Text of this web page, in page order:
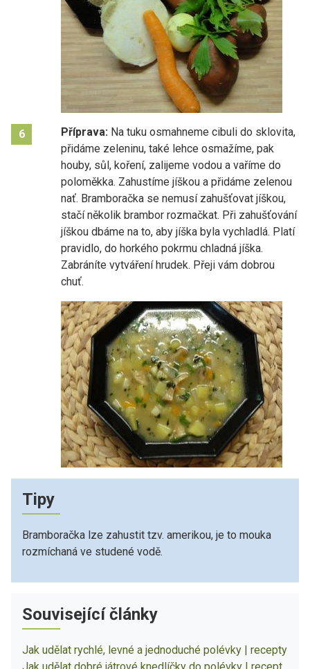
6 Příprava: Na tuku osmahneme cibuli do sklovita,
přidáme zeleninu, také lehce osmažíme, pak
houby, sůl, koření, zalijeme vodou a vaříme do
poloměkka. Zahustíme jíškou a přidáme zelenou
nať. Bramboračka se nemusí zahušťovat jíškou,
stačí několik brambor rozmačkat. Při zahušťování
jíškou dbáme na to, aby jíška byla vychladlá. Platí
pravidlo, do horkého pokrmu chladná jíška.
Zabráníte vytváření hrudek. Přeji vám dobrou
chuť.
Tipy
Bramboračka lze zahustit tzv. amerikou, je to mouka
rozmíchaná ve studené vodě.
Související články
Jak udělat rychlé, levné a jednoduché polévky | recepty
Jak udělat dobré játrové knedlíčky do polévky | recept